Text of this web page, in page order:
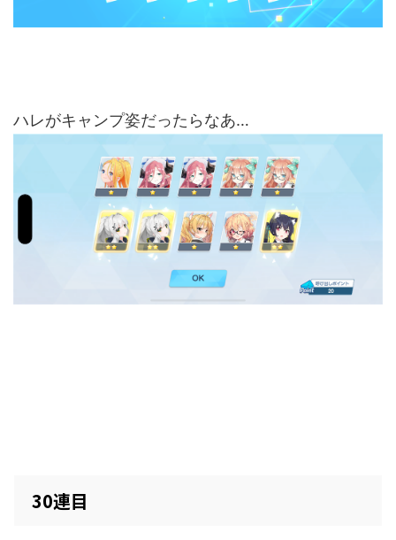
ハレがキャンプ姿だったらなあ…
30連目